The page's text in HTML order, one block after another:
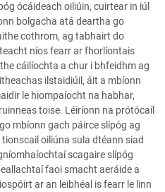
ócáideach oiliúin, cuirtear in iúl
bolgacha atá deartha go
cothrom, ag tabhairt do
níos fearr ar fhorlíontais
cáilíochta a chur i bhfeidhm ag
ilstaidiúil, áit a mbíonn
le hiompaíocht na habhar,
toise. Léiríonn na prótócaíl
mbíonn gach páirce slípóg ag
oiliúna sula dtéann siad
scagaire slípóg
faoi smacht aeráide a
ar an leibhéal is fearr le linn